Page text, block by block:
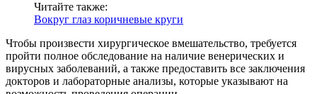
Читайте также:
Вокруг глаз коричневые круги
Чтобы произвести хирургическое вмешательство, требуется
пройти полное обследование на наличие венерических и
вирусных заболеваний, а также предоставить все заключения
докторов и лабораторные анализы, которые указывают на